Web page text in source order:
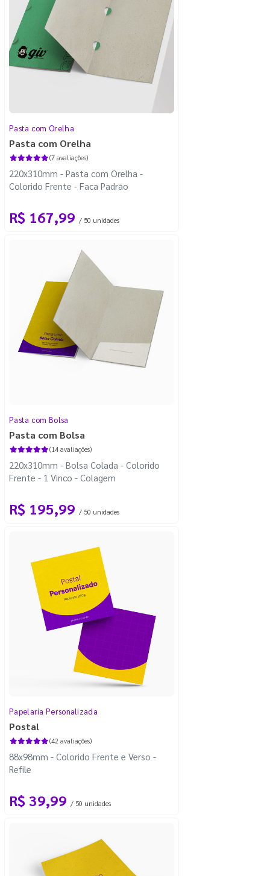
Pasta com Orelha
Pasta com Orelha
(7 avaliações)
220x310mm - Pasta com Orelha -
Colorido Frente - Faca Padrão
R$ 167,99 / 50 unidades
Pasta com Bolsa
Pasta com Bolsa
(14 avaliações)
220x310mm - Bolsa Colada - Colorido
Frente - 1 Vinco - Colagem
R$ 195,99 / 50 unidades
Papelaria Personalizada
Postal
(42 avaliações)
88x98mm - Colorido Frente e Verso -
Refile
R$ 39,99 / 50 unidades